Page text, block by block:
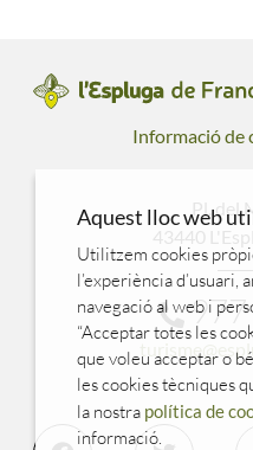
Informació de
Pl. del
43440
977
Aquest lloc web
Utilitzem cookies
l’experiència d’usuari,
navegació al web i
“Acceptar totes les
que voleu acceptar o
les cookies tècniques
la nostra política de
informació.